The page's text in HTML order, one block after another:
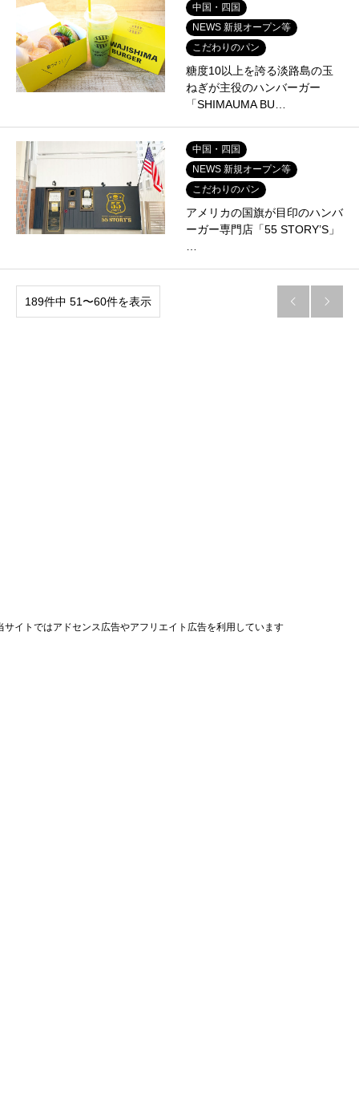
中国・四国
NEWS 新規オープン等
こだわりのパン
糖度10以上を誇る淡路島の玉
ねぎが主役のハンバーガー
「SHIMAUMA BU…
中国・四国
NEWS 新規オープン等
こだわりのパン
アメリカの国旗が目印のハンバ
ーガー専門店「55 STORY’S」
189件中 51〜60件を表示  
サイトではアドセンス広告やアフリエイト広告を利用しています